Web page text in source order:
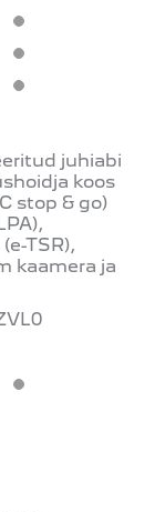
Standardvarustus
Standardvarustus
Standardvarustus
juhiabi
koos
stop & go)
TSR),
kaamera ja
Standardvarustus